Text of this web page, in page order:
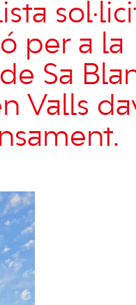
per a la
Sa
Valls